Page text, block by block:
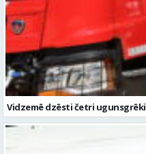
Vidzemē dzēsti četri ugunsgrēki